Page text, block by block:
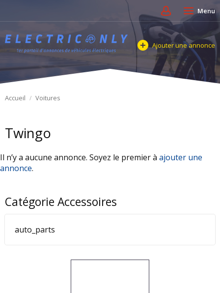
Menu
Ajouter une annonce
Accueil Voitures
Twingo
Il n’y a aucune annonce. Soyez le premier à ajouter une
annonce.
Catégorie Accessoires
auto_parts